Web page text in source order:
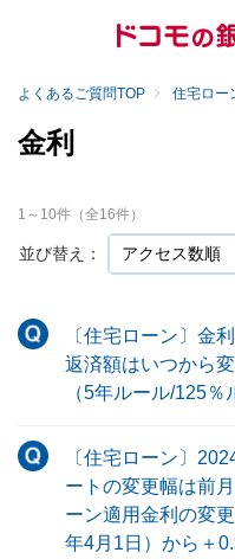
よくあるご質問TOP 住宅ロー
金利
並び替え：
1 ～ 10件（全16件）
〔住宅ローン〕金
返済額はいつから
（5年ルール/125％
〔住宅ローン〕
ートの変更幅は前
ーン適用金利の変
年4月1日）から＋